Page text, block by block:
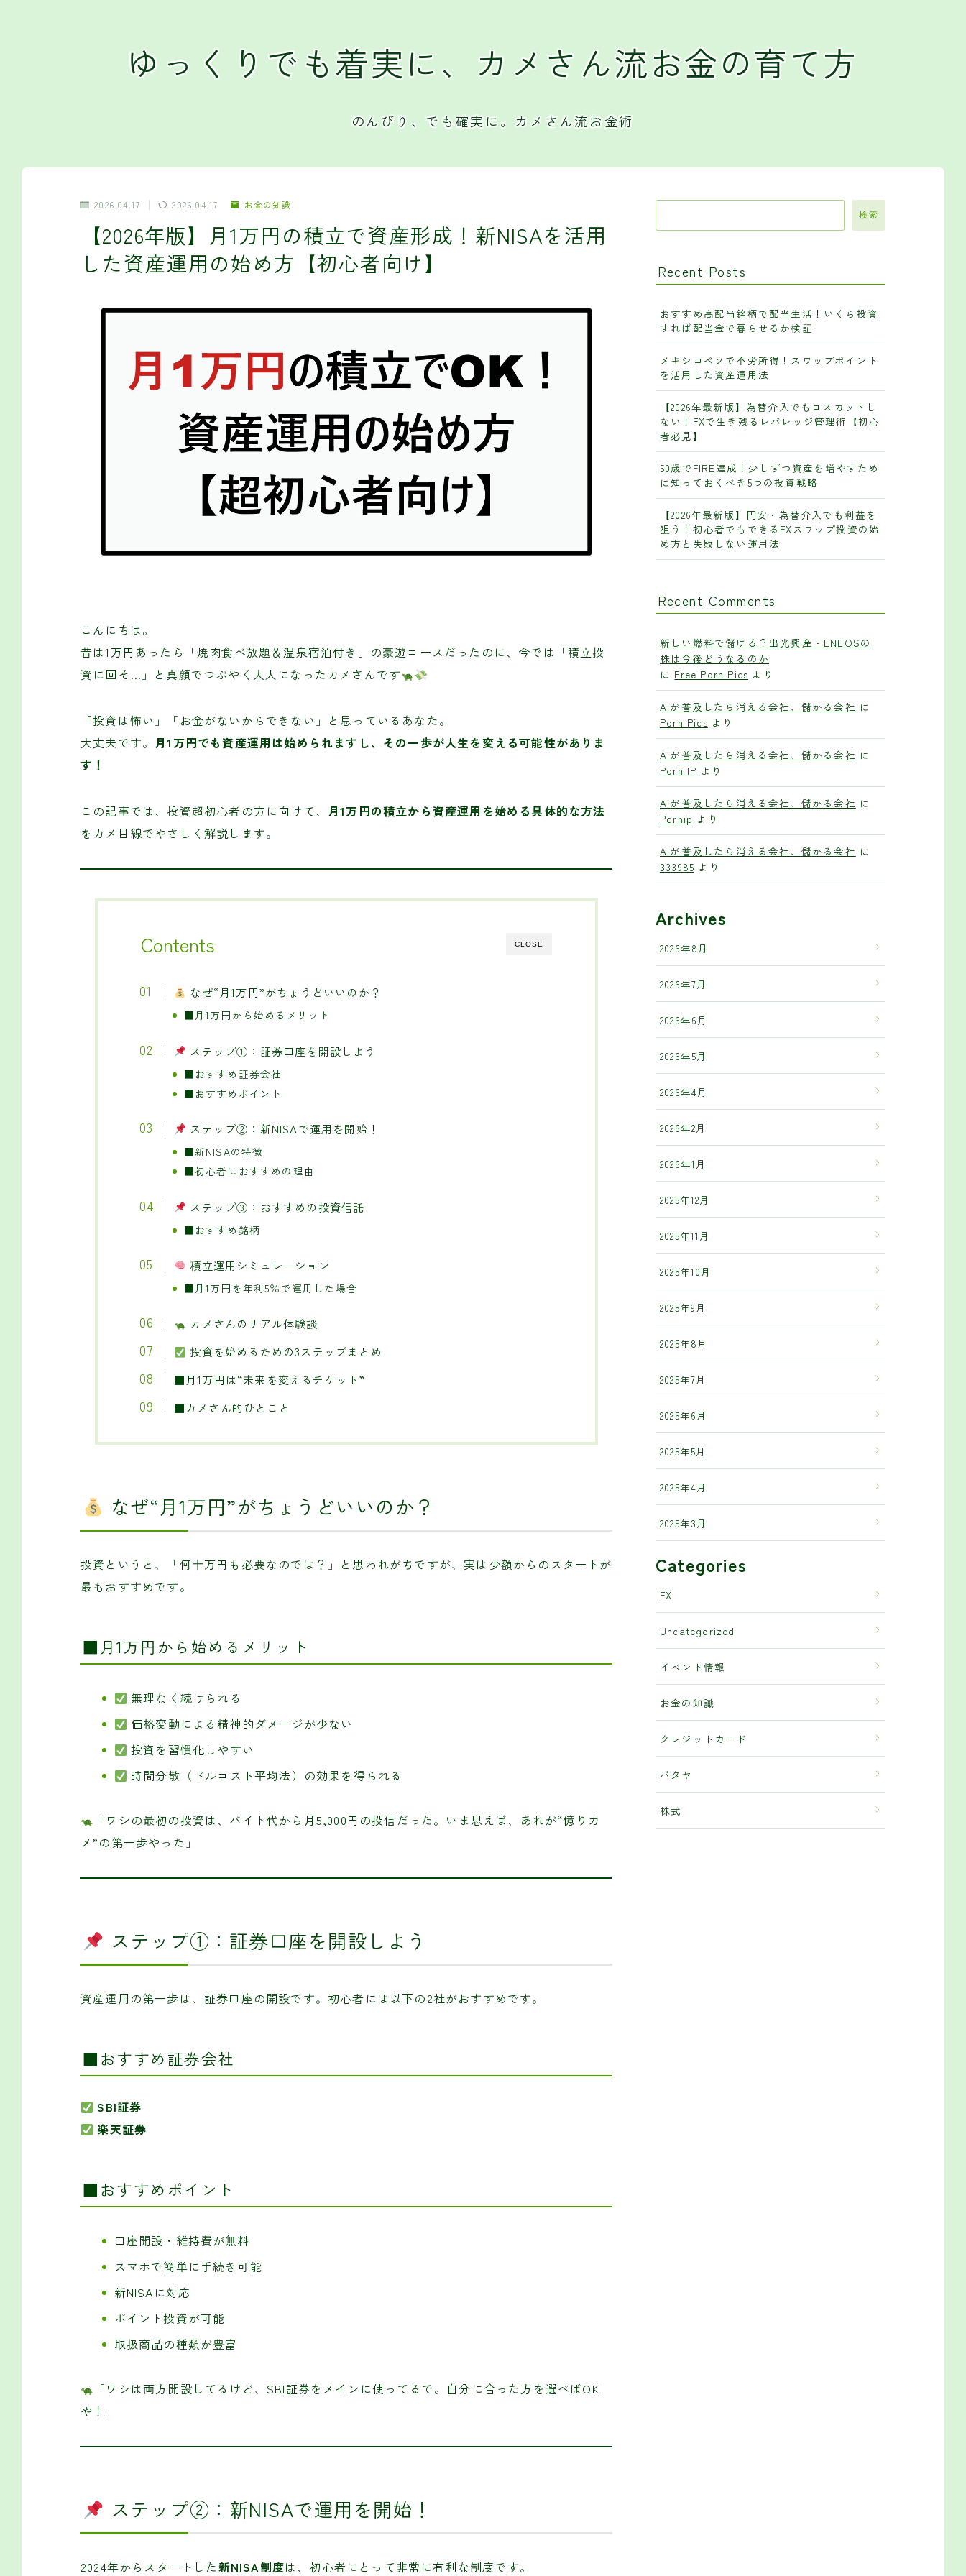
ゆっくりでも着実に、カメさん流お金の育て方
のんびり、でも確実に。カメさん流お金術
2026.04.17 2026.04.17 お金の知識
【2026年版】月1万円の積立で資産形成！新NISAを活用
した資産運用の始め方【初心者向け】
こんにちは。
昔は1万円あったら「焼肉食べ放題＆温泉宿泊付き」の豪遊コースだったのに、今では「積立投
資に回そ…」と真顔でつぶやく大人になったカメさんです
「投資は怖い」「お金がないからできない」と思っているあなた。
大丈夫です。 月1万円でも資産運用は始められますし、その一歩が人生を変える可能性がありま
す！
この記事では、投資超初心者の方に向けて、 月1万円の積立から資産運用を始める具体的な方法
をカメ目線でやさしく解説します。
CLOSE
Contents
なぜ“月1万円”がちょうどいいのか？
■月1万円から始めるメリット
ステップ①：証券口座を開設しよう
■おすすめ証券会社
■おすすめポイント
ステップ②：新NISAで運用を開始！
■新NISAの特徴
■初心者におすすめの理由
ステップ③：おすすめの投資信託
■おすすめ銘柄
積立運用シミュレーション
■月1万円を年利5％で運用した場合
カメさんのリアル体験談
投資を始めるための3ステップまとめ
■月1万円は“未来を変えるチケット”
■カメさん的ひとこと
なぜ“月1万円”がちょうどいいのか？
投資というと、「何十万円も必要なのでは？」と思われがちですが、実は少額からのスタートが
最もおすすめです。
■月1万円から始めるメリット
無理なく続けられる
価格変動による精神的ダメージが少ない
投資を習慣化しやすい
時間分散（ドルコスト平均法）の効果を得られる
「ワシの最初の投資は、バイト代から月5,000円の投信だった。いま思えば、あれが“億りカ
メ”の第一歩やった」
ステップ①：証券口座を開設しよう
資産運用の第一歩は、証券口座の開設です。初心者には以下の2社がおすすめです。
■おすすめ証券会社
SBI証券
楽天証券
■おすすめポイント
口座開設・維持費が無料
スマホで簡単に手続き可能
新NISAに対応
ポイント投資が可能
取扱商品の種類が豊富
「ワシは両方開設してるけど、SBI証券をメインに使ってるで。自分に合った方を選べばOK
や！」
ステップ②：新NISAで運用を開始！
2024年からスタートした新NISA制度は、初心者にとって非常に有利な制度です。
検索
Recent Posts
おすすめ高配当銘柄で配当生活！いくら投資
すれば配当金で暮らせるか検証
メキシコペソで不労所得！スワップポイント
を活用した資産運用法
【2026年最新版】為替介入でもロスカットし
ない！FXで生き残るレバレッジ管理術【初心
者必見】
50歳でFIRE達成！少しずつ資産を増やすため
に知っておくべき5つの投資戦略
【2026年最新版】円安・為替介入でも利益を
狙う！初心者でもできるFXスワップ投資の始
め方と失敗しない運用法
Recent Comments
新しい燃料で儲ける？出光興産・ENEOSの
株は今後どうなるのか
に Free Porn Pics より
AIが普及したら消える会社、儲かる会社 に
Porn Pics より
AIが普及したら消える会社、儲かる会社 に
Porn IP より
AIが普及したら消える会社、儲かる会社 に
Pornip より
AIが普及したら消える会社、儲かる会社 に
333985 より
Archives
2026年8月
2026年7月
2026年6月
2026年5月
2026年4月
2026年2月
2026年1月
2025年12月
2025年11月
2025年10月
2025年9月
2025年8月
2025年7月
2025年6月
2025年5月
2025年4月
2025年3月
Categories
FX
Uncategorized
イベント情報
お金の知識
クレジットカード
パタヤ
株式